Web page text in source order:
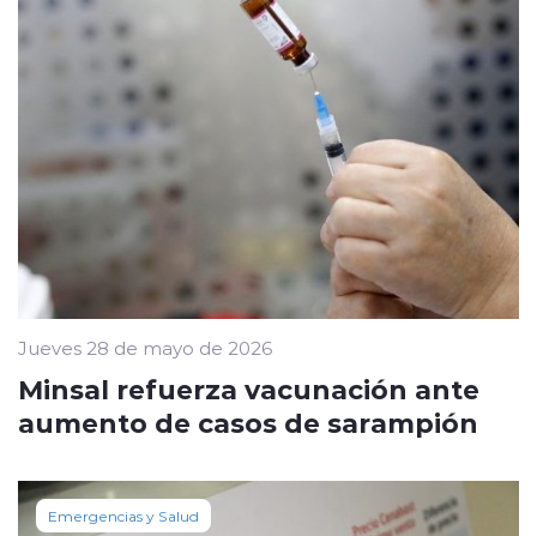
Jueves 28 de mayo de 2026
Minsal refuerza vacunación ante
aumento de casos de sarampión
Emergencias y Salud